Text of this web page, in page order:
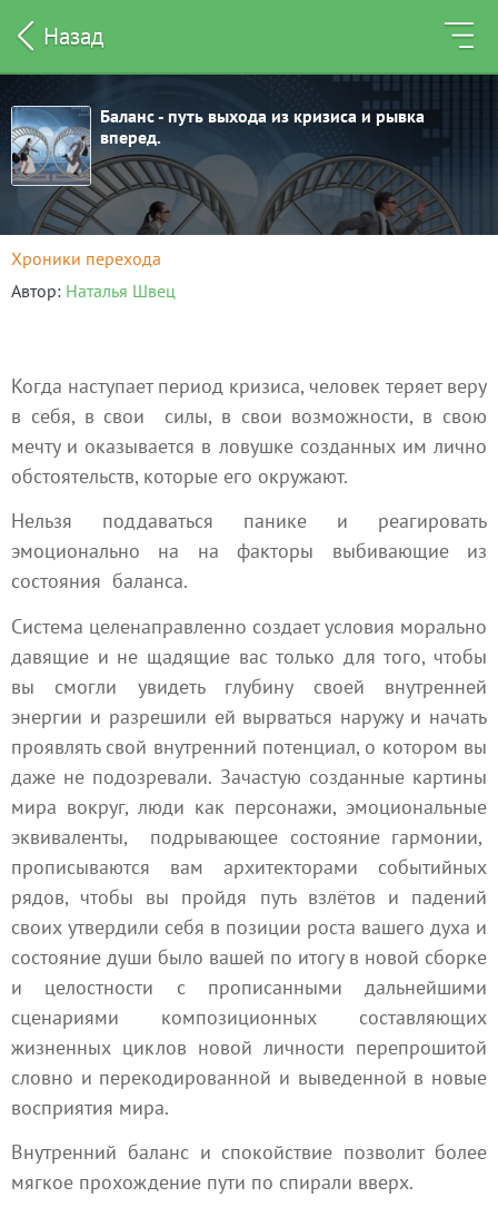
Назад
Баланс - путь выхода из кризиса и рывка
вперед.
Хроники перехода
Автор Наталья Швец
Когда наступает период кризиса, человек теряет веру
в себя, в свои силы, в свои возможности, в свою
мечту и оказывается в ловушке созданных им лично
обстоятельств, которые его окружают.
Нельзя поддаваться панике и реагировать
эмоционально на на факторы выбивающие из
состояния баланса.
Система целенаправленно создает условия морально
давящие и не щадящие вас только для того, чтобы
вы смогли увидеть глубину своей внутренней
энергии и разрешили ей вырваться наружу и начать
проявлять свой внутренний потенциал, о котором вы
даже не подозревали. Зачастую созданные картины
мира вокруг, люди как персонажи, эмоциональные
эквиваленты, подрывающее состояние гармонии,
прописываются вам архитекторами событийных
рядов, чтобы вы пройдя путь взлётов и падений
своих утвердили себя в позиции роста вашего духа и
состояние души было вашей по итогу в новой сборке
и целостности с прописанными дальнейшими
сценариями композиционных составляющих
жизненных циклов новой личности перепрошитой
словно и перекодированной и выведенной в новые
восприятия мира.
Внутренний баланс и спокойствие позволит более
мягкое прохождение пути по спирали вверх.